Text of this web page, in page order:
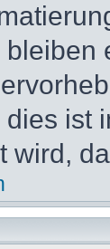
ist
wird,